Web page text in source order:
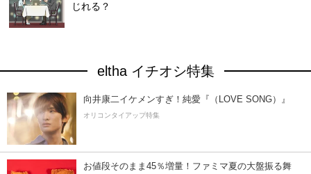
じれる？
eltha イチオシ特集
向井康二イケメンすぎ！純愛『（LOVE SONG）』
オリコンタイアップ特集
お値段そのまま45％増量！ファミマ夏の大盤振る舞